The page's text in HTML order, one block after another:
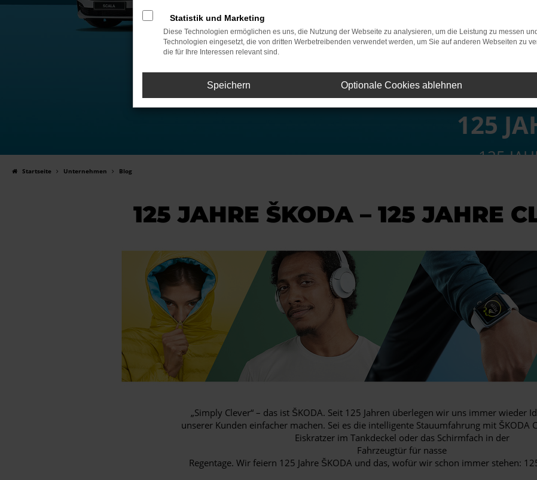
125
125
Startseite Unternehmen Blog
125 JAHRE ŠKODA – 125 JAHRE
„Simply Clever“ – das ist ŠKODA. Seit 125 Jahren überlegen wir uns immer wieder
unserer Kunden einfacher machen. Sei es die intelligente Stauumfahrung mit ŠKODA
Eiskratzer im Tankdeckel oder das Schirmfach in der
Fahrzeugtür für nasse
Regentage. Wir feiern 125 Jahre ŠKODA und das, wofür wir schon immer stehen:
Statistik und Marketing
Diese Technologien ermöglichen es uns, die Nutzung der Webseite zu analysieren, um die Leistung zu messen
Technologien eingesetzt, die von dritten Werbetreibenden verwendet werden, um Sie auf anderen Webseiten zu
die für Ihre Interessen relevant sind.
Speichern Optionale Cookies ablehnen